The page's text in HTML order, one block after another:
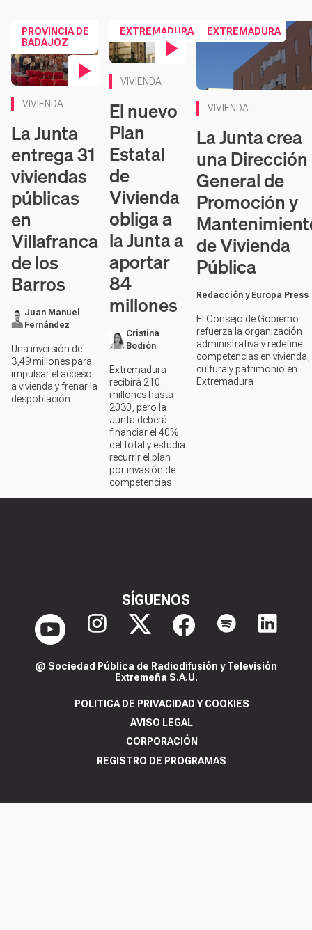
PROVINCIA DE
BADAJOZ
VIVIENDA
La Junta
entrega 31
viviendas
públicas
en
Villafranca
de los
Barros
Juan Manuel
Fernández
Una inversión de
3,49 millones para
impulsar el acceso
a vivienda y frenar la
despoblación
EXTREMADURA
VIVIENDA
El nuevo
Plan
Estatal
de
Vivienda
obliga a
la Junta a
aportar
84
millones
Cristina
Bodión
Extremadura
recibirá 210
millones hasta
2030, pero la
Junta deberá
financiar el 40%
del total y estudia
recurrir el plan
por invasión de
competencias
EXTREMADURA
VIVIENDA
La Junta crea
una Dirección
General de
Promoción y
de Vivienda
Pública
Redacción y Europa Press
El Consejo de Gobierno
refuerza la organización
administrativa y redefine
competencias en vivienda,
cultura y patrimonio en
Extremadura
SÍGUENOS
@ Sociedad Pública de Radiodifusión y Televisión
Extremeña S.A.U.
POLITICA DE PRIVACIDAD Y COOKIES
AVISO LEGAL
CORPORACIÓN
REGISTRO DE PROGRAMAS